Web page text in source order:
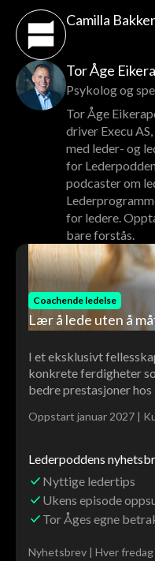
Camilla
Tor Åge
Psykolog og
Tor Åge
driver Execu
med leder- og
for
podcaster om
for ledere.
bare forstås.
Lederpoddens
Nyttige ledertips
Ukens episode
Tor Åges egne
Nyhetsbrev | Hver
Coachende ledelse
Lær å lede uten å
I et eksklusivt
konkrete ferdigheter
bedre prestasjoner hos
Oppstart januar 2027 |